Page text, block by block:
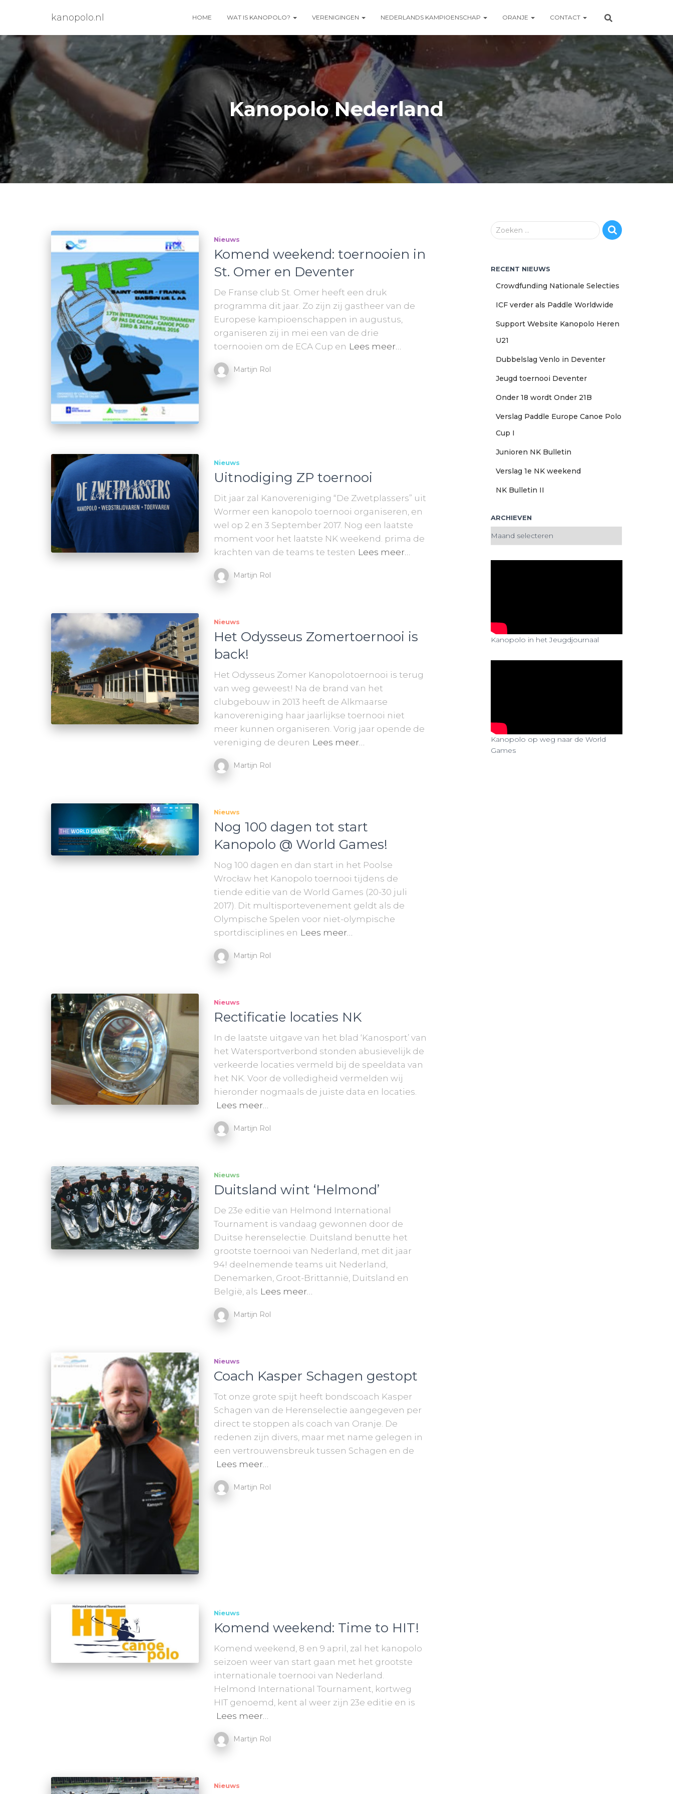
kanopolo.nl HOME WAT IS KANOPOLO? VERENIGINGEN NEDERLANDS KAMPIOENSCHAP ORANJE CONTACT
Kanopolo Nederland
Nieuws
Komend weekend: toernooien in
St. Omer en Deventer
De Franse club St. Omer heeft een druk
programma dit jaar. Zo zijn zij gastheer van de
Europese kampioenschappen in augustus,
organiseren zij in mei een van de drie
toernooien om de ECA Cup en Lees meer…
Martijn Rol
Nieuws
Uitnodiging ZP toernooi
Dit jaar zal Kanovereniging “De Zwetplassers” uit
Wormer een kanopolo toernooi organiseren, en
wel op 2 en 3 September 2017. Nog een laatste
moment voor het laatste NK weekend. prima de
krachten van de teams te testen Lees meer…
Martijn Rol
Nieuws
Het Odysseus Zomertoernooi is
back!
Het Odysseus Zomer Kanopolotoernooi is terug
van weg geweest! Na de brand van het
clubgebouw in 2013 heeft de Alkmaarse
kanovereniging haar jaarlijkse toernooi niet
meer kunnen organiseren. Vorig jaar opende de
vereniging de deuren Lees meer…
Martijn Rol
Nieuws
Nog 100 dagen tot start
Kanopolo @ World Games!
Nog 100 dagen en dan start in het Poolse
Wrocław het Kanopolo toernooi tijdens de
tiende editie van de World Games (20-30 juli
2017). Dit multisportevenement geldt als de
Olympische Spelen voor niet-olympische
sportdisciplines en Lees meer…
Martijn Rol
Nieuws
Rectificatie locaties NK
In de laatste uitgave van het blad ‘Kanosport’ van
het Watersportverbond stonden abusievelijk de
verkeerde locaties vermeld bij de speeldata van
het NK. Voor de volledigheid vermelden wij
hieronder nogmaals de juiste data en locaties.
Lees meer…
Martijn Rol
Nieuws
Duitsland wint ‘Helmond’
De 23e editie van Helmond International
Tournament is vandaag gewonnen door de
Duitse herenselectie. Duitsland benutte het
grootste toernooi van Nederland, met dit jaar
94! deelnemende teams uit Nederland,
Denemarken, Groot-Brittannië, Duitsland en
België, als Lees meer…
Martijn Rol
Nieuws
Coach Kasper Schagen gestopt
Tot onze grote spijt heeft bondscoach Kasper
Schagen van de Herenselectie aangegeven per
direct te stoppen als coach van Oranje. De
redenen zijn divers, maar met name gelegen in
een vertrouwensbreuk tussen Schagen en de
Lees meer…
Martijn Rol
Nieuws
Komend weekend: Time to HIT!
Komend weekend, 8 en 9 april, zal het kanopolo
seizoen weer van start gaan met het grootste
internationale toernooi van Nederland.
Helmond International Tournament, kortweg
HIT genoemd, kent al weer zijn 23e editie en is
Lees meer…
Martijn Rol
Nieuws
Z
e
Zoeken …
RECENT NIEUWS
Crowdfunding Nationale Selecties
ICF verder als Paddle Worldwide
Support Website Kanopolo Heren
U21
Dubbelslag Venlo in Deventer
Jeugd toernooi Deventer
Onder 18 wordt Onder 21B
Verslag Paddle Europe Canoe Polo
Cup I
Junioren NK Bulletin
Verslag 1e NK weekend
NK Bulletin II
ARCHIEVEN
A
Kanopolo in het Jeugdjournaal
Kanopolo op weg naar de World
Games